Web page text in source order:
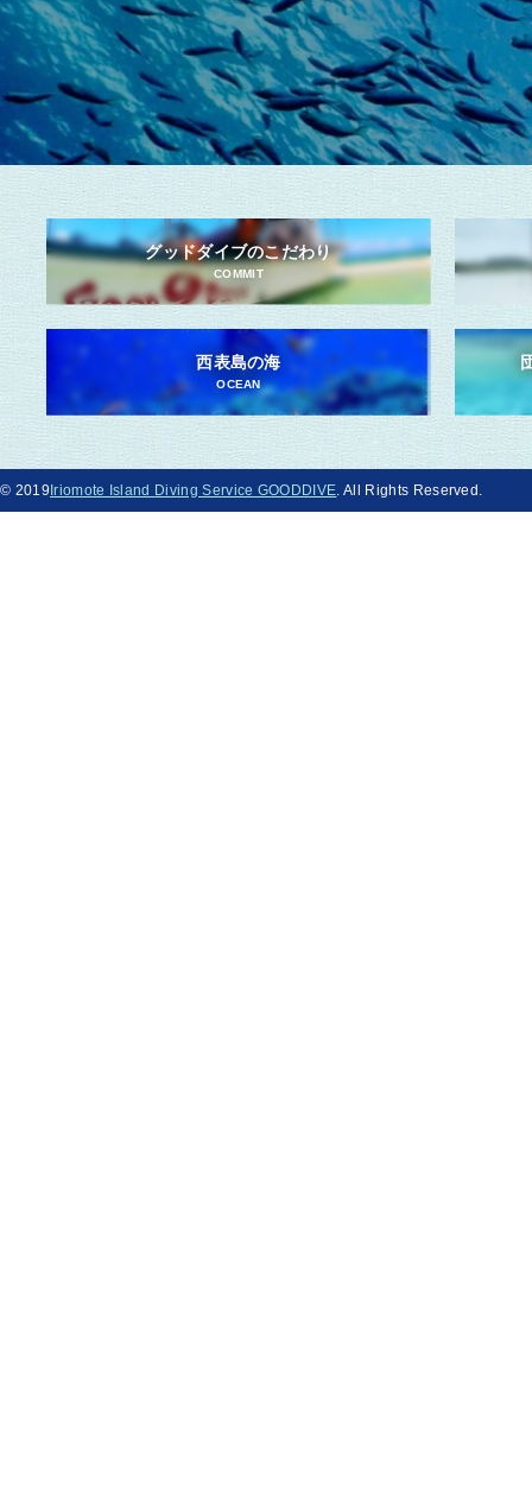
グッドダイブのこだわり
COMMIT
西表島の海
OCEAN
© 2019Iriomote Island Diving Service GOODDIVE . All Rights Reserved.